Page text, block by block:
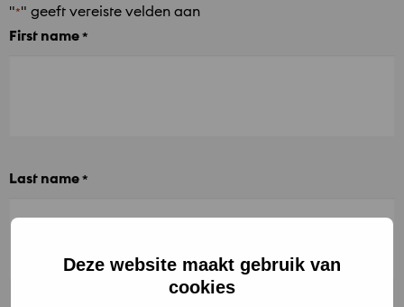
Deze website maakt gebruik van
cookies
"*" geeft vereiste velden aan
First name *
Last name *